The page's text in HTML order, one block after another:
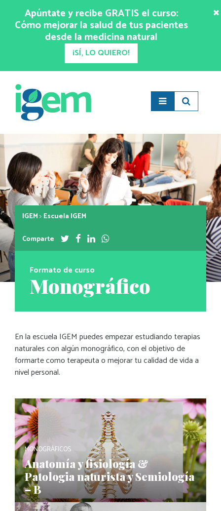
Apúntate y recibe GRATIS el curso:
Cómo mejorar la salud de tus pacientes
desde la medicina natural
¡SÍ, LO QUIERO!
IGEM> Escuela IGEM
Comparte
Formato de curso
Monográfico
En la escuela IGEM puedes empezar estudiando terapias
naturales con algún monográfico, con el objetivo de
formarte como terapeuta o mejorar tu calidad de vida a
nivel personal.
MONOGRÁFICOS
Anatomía y fisiología &
Patologia naturista y Semiología
– B